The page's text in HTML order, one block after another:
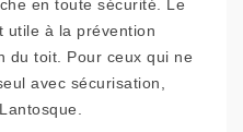
en toute sécurité. Le
utile à la prévention
du toit. Pour ceux qui ne
avec sécurisation,